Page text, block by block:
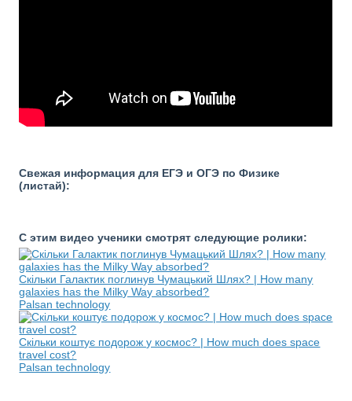
Свежая информация для ЕГЭ и ОГЭ по Физике
(листай):
С этим видео ученики смотрят следующие ролики:
Скільки Галактик поглинув Чумацький Шлях? | How many
galaxies has the Milky Way absorbed?
Palsan technology
Скільки коштує подорож у космос? | How much does space
travel cost?
Palsan technology